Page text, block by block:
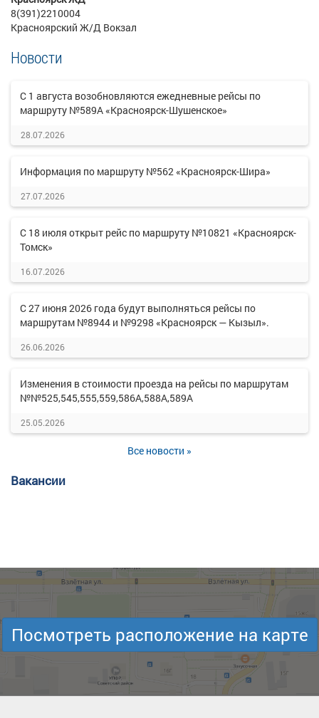
8(391)2210004
Красноярский Ж/Д Вокзал
Новости
С 1 августа возобновляются ежедневные рейсы по
маршруту №589А «Красноярск-Шушенское»
28.07.2026
Информация по маршруту №562 «Красноярск-Шира»
27.07.2026
С 18 июля открыт рейс по маршруту №10821 «Красноярск-
Томск»
16.07.2026
С 27 июня 2026 года будут выполняться рейсы по
маршрутам №8944 и №9298 «Красноярск — Кызыл».
26.06.2026
Изменения в стоимости проезда на рейсы по маршрутам
№№525,545,555,559,586А,588А,589А
25.05.2026
Все новости »
Вакансии
Посмотреть расположение на карте